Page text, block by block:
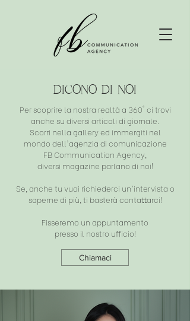
Dicono di noi
Per scoprire la nostra realtà a 360° ci trovi
anche su diversi articoli di giornale.
Scorri nella gallery ed immergiti nel
mondo dell'agenzia di comunicazione
FB Communication Agency,
diversi magazine parlano di noi!
Se, anche tu vuoi richiederci un'intervista o
saperne di più, ti basterà contattarci!
Fisseremo un appuntamento
presso il nostro ufficio!
Chiamaci